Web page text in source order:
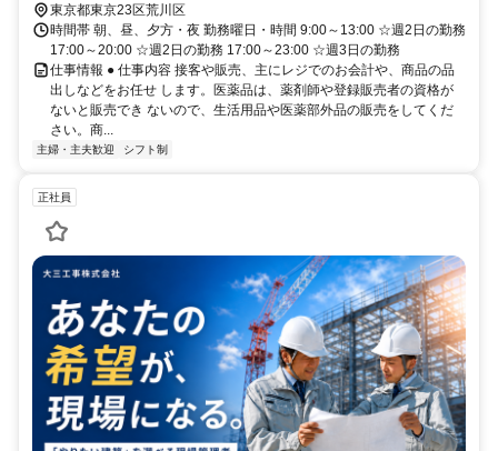
東京都東京23区荒川区
時間帯 朝、昼、夕方・夜 勤務曜日・時間 9:00～13:00 ☆週2日の勤務
17:00～20:00 ☆週2日の勤務 17:00～23:00 ☆週3日の勤務
仕事情報 ● 仕事内容 接客や販売、主にレジでのお会計や、商品の品
出しなどをお任せ します。医薬品は、薬剤師や登録販売者の資格が
ないと販売でき ないので、生活用品や医薬部外品の販売をしてくだ
さい。商...
主婦・主夫歓迎 シフト制
正社員